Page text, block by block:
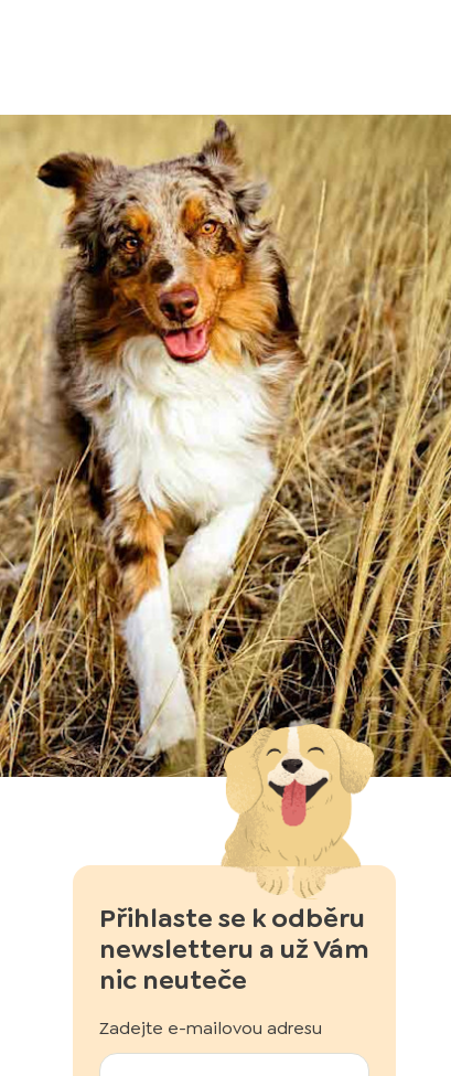
Přihlaste se k odběru
newsletteru a už Vám
nic neuteče
Zadejte e-mailovou adresu